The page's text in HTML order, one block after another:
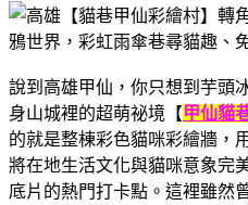
說到高雄甲仙，你只想到芋頭
身山城裡的超萌祕境【甲仙貓
的就是整棟彩色貓咪彩繪牆，
將在地生活文化與貓咪意象完
底片的熱門打卡點。這裡雖然